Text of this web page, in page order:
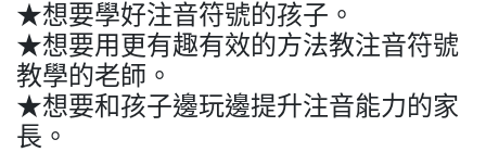
★想要學好注音符號的孩子。
★想要用更有趣有效的方法教注音符號
教學的老師。
★想要和孩子邊玩邊提升注音能力的家
長。